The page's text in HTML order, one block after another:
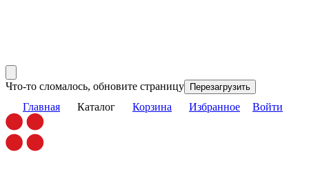
Что-то сломалось, обновите страницу Перезагрузить
Главная Каталог Корзина Избранное Войти